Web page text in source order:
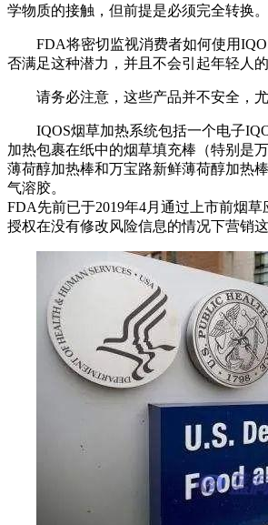
学物质的接触，但前提是必须完全转换。
FDA将密切监视消费者如何使用
否满足这种潜力，并且不会引起年轻人的
请务必注意，这些产品并不安全，
IQOS烟草加热系统包括一个电子
加热包裹在纸中的烟草填充棒（特别是
薄荷醇加热棒和万宝路新鲜薄荷醇加热
气溶胶。
FDA先前已于2019年4月通过上市前烟
授权在没有修改风险信息的情况下营销这